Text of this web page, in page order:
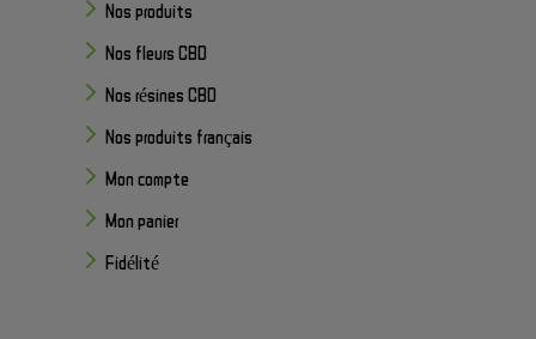
Nos produits
Nos fleurs CBD
Nos résines CBD
Nos produits français
Mon compte
Mon panier
Fidélité